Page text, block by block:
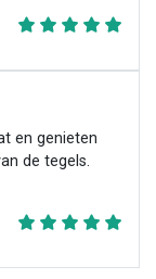
en genieten
de tegels.